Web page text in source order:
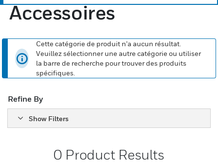
Accessoires
Cette catégorie de produit n’a aucun résultat.
Veuillez sélectionner une autre catégorie ou utiliser
la barre de recherche pour trouver des produits
spécifiques.
Refine By
Show Filters
0 Product Results